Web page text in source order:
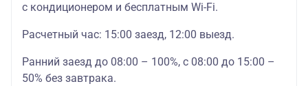
с кондиционером и бесплатным Wi-Fi.
Расчетный час: 15:00 заезд, 12:00 выезд.
Ранний заезд до 08:00 – 100%, с 08:00 до 15:00 –
50% без завтрака.